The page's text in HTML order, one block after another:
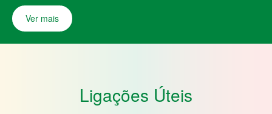
Ver mais
Ligações Úteis